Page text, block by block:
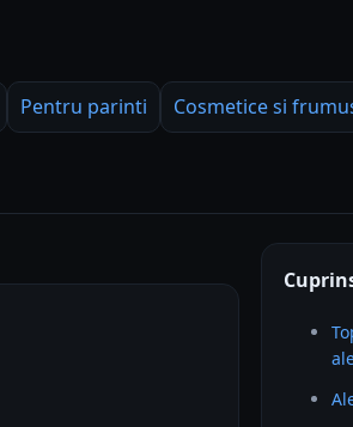
Pentru parinti Cosmetice si